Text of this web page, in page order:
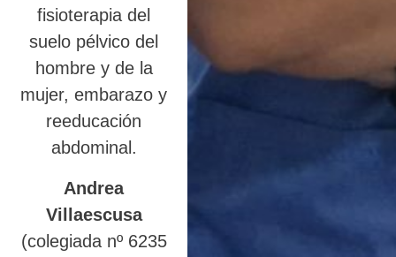
fisioterapia del
suelo pélvico del
hombre y de la
mujer, embarazo y
reeducación
abdominal.
Andrea
Villaescusa
(colegiada nº 6235